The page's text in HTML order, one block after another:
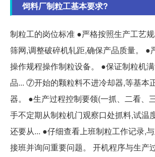
饲料厂制粒工基本要求?
制粒工的岗位标准 ●严格按照生产工艺
筛网,调整破碎机轧距,确保产品质量。 ●
操作规程操作制粒设备。 ●保证制粒机
品... ⑦开始的颗粒料不进冷却器,等基本
器。 ●生产过程控制要领(一抓、二看、
手不定期从制粒机门观察口处抓料,试温
还要从... ●仔细查看上班制粒工作记录,
接班并询问重要问题。 开机程序与生产